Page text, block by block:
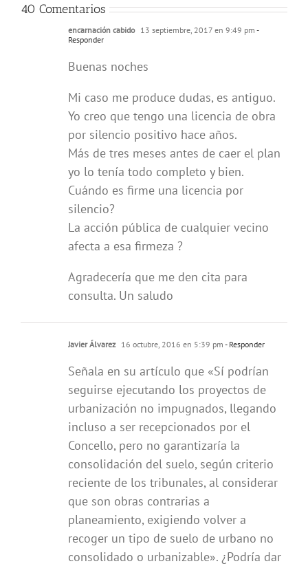
40 Comentarios
encarnación cabido 13 septiembre, 2017 en 9:49 pm -
Responder
Buenas noches
Mi caso me produce dudas, es antiguo.
Yo creo que tengo una licencia de obra
por silencio positivo hace años.
Más de tres meses antes de caer el plan
yo lo tenía todo completo y bien.
Cuándo es firme una licencia por
silencio?
La acción pública de cualquier vecino
afecta a esa firmeza ?
Agradecería que me den cita para
consulta. Un saludo
Javier Álvarez 16 octubre, 2016 en 5:39 pm - Responder
Señala en su artículo que «Sí podrían
seguirse ejecutando los proyectos de
urbanización no impugnados, llegando
incluso a ser recepcionados por el
Concello, pero no garantizaría la
consolidación del suelo, según criterio
reciente de los tribunales, al considerar
que son obras contrarias a
planeamiento, exigiendo volver a
recoger un tipo de suelo de urbano no
consolidado o urbanizable». ¿Podría dar